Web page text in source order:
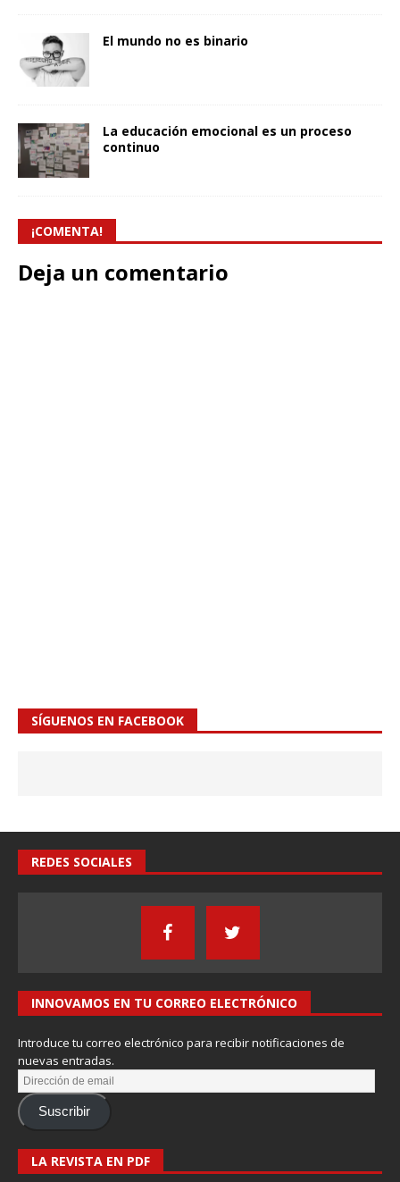
El mundo no es binario
La educación emocional es un proceso
continuo
¡COMENTA!
Deja un comentario
SÍGUENOS EN FACEBOOK
REDES SOCIALES
INNOVAMOS EN TU CORREO ELECTRÓNICO
Introduce tu correo electrónico para recibir notificaciones de
nuevas entradas.
Suscribir
LA REVISTA EN PDF